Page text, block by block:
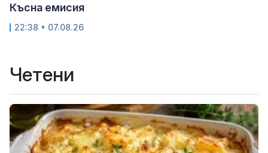
Късна емисия
22:38 • 07.08.26
Четени